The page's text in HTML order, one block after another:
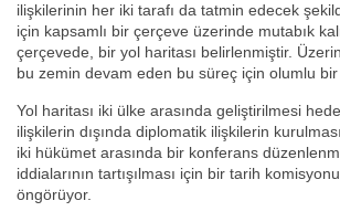
ilişkilerinin her iki tarafı da tatmin edecek
için kapsamlı bir çerçeve üzerinde mutabık
çerçevede, bir yol haritası belirlenmiştir.
bu zemin devam eden bu süreç için olumlu bir
Yol haritası iki ülke arasında geliştirilmesi
ilişkilerin dışında diplomatik ilişkilerin
iki hükümet arasında bir konferans
iddialarının tartışılması için bir tarih
öngörüyor.